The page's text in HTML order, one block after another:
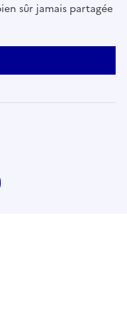
sûr jamais partagée